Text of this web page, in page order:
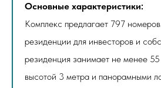
Основные характеристики:
Комплекс предлагает 797
резиденции для инвесторов и
резиденция занимает не менее 55
высотой 3 метра и панорамными